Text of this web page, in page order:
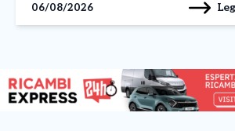
(CAOC) della NATO di Uedem, in
monitorare due velivoli militari […]
06/08/2026